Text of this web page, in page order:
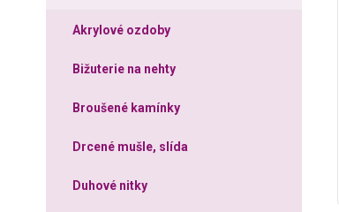
Akrylové ozdoby
Bižuterie na nehty
Broušené kamínky
Drcené mušle, slída
Duhové nitky